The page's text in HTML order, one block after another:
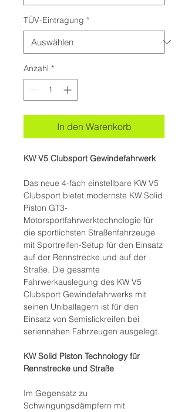
TÜV-Eintragung *
Anzahl *
In den Warenkorb
KW V5 Clubsport Gewindefahrwerk
Das neue 4-fach einstellbare KW V5
Clubsport bietet modernste KW Solid
Piston GT3-
Motorsportfahrwerktechnologie für
die sportlichsten Straßenfahrzeuge
mit Sportreifen-Setup für den Einsatz
auf der Rennstrecke und auf der
Straße. Die gesamte
Fahrwerkauslegung des KW V5
Clubsport Gewindefahrwerks mit
seinen Uniballagern ist für den
Einsatz von Semislickreifen bei
seriennahen Fahrzeugen ausgelegt.
KW Solid Piston Technology für
Rennstrecke und Straße
Im Gegensatz zu
Schwingungsdämpfern mit